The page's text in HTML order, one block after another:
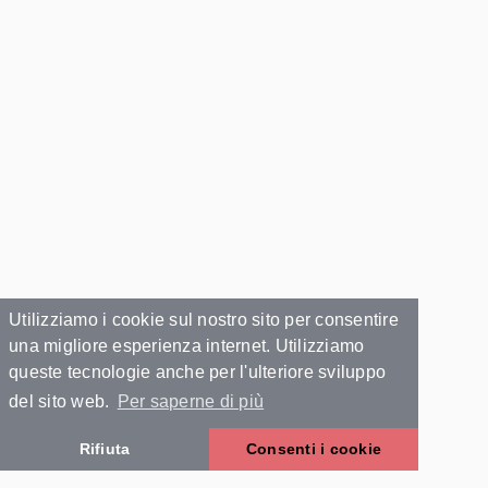
Utilizziamo i cookie sul nostro sito per consentire
una migliore esperienza internet. Utilizziamo
queste tecnologie anche per l'ulteriore sviluppo
del sito web.
Per saperne di più
Rifiuta Consenti i cookie